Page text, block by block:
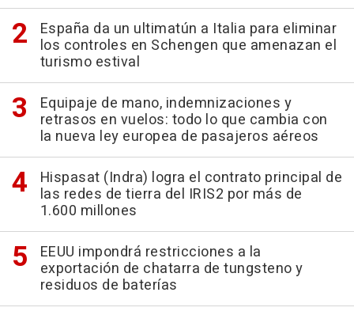
España da un ultimatún a Italia para eliminar
los controles en Schengen que amenazan el
turismo estival
Equipaje de mano, indemnizaciones y
retrasos en vuelos: todo lo que cambia con
la nueva ley europea de pasajeros aéreos
Hispasat (Indra) logra el contrato principal de
las redes de tierra del IRIS2 por más de
1.600 millones
EEUU impondrá restricciones a la
exportación de chatarra de tungsteno y
residuos de baterías